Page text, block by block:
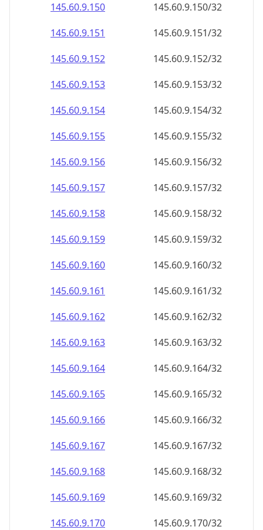
145.60.9.150
145.60.9.150/32
145.60.9.151
145.60.9.151/32
145.60.9.152
145.60.9.152/32
145.60.9.153
145.60.9.153/32
145.60.9.154
145.60.9.154/32
145.60.9.155
145.60.9.155/32
145.60.9.156
145.60.9.156/32
145.60.9.157
145.60.9.157/32
145.60.9.158
145.60.9.158/32
145.60.9.159
145.60.9.159/32
145.60.9.160
145.60.9.160/32
145.60.9.161
145.60.9.161/32
145.60.9.162
145.60.9.162/32
145.60.9.163
145.60.9.163/32
145.60.9.164
145.60.9.164/32
145.60.9.165
145.60.9.165/32
145.60.9.166
145.60.9.166/32
145.60.9.167
145.60.9.167/32
145.60.9.168
145.60.9.168/32
145.60.9.169
145.60.9.169/32
145.60.9.170
145.60.9.170/32